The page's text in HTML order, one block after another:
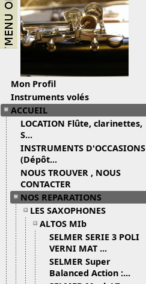
Mon Profil
Instruments volés
ACCUEIL
LOCATION Flûte, clarinettes,
S...
INSTRUMENTS D'OCCASIONS
(Dépôt...
NOUS TROUVER , NOUS
CONTACTER
NOS REPARATIONS
LES SAXOPHONES
ALTOS MIb
SELMER SERIE 3 POLI
VERNI MAT ...
SELMER Super
Balanced Action :...